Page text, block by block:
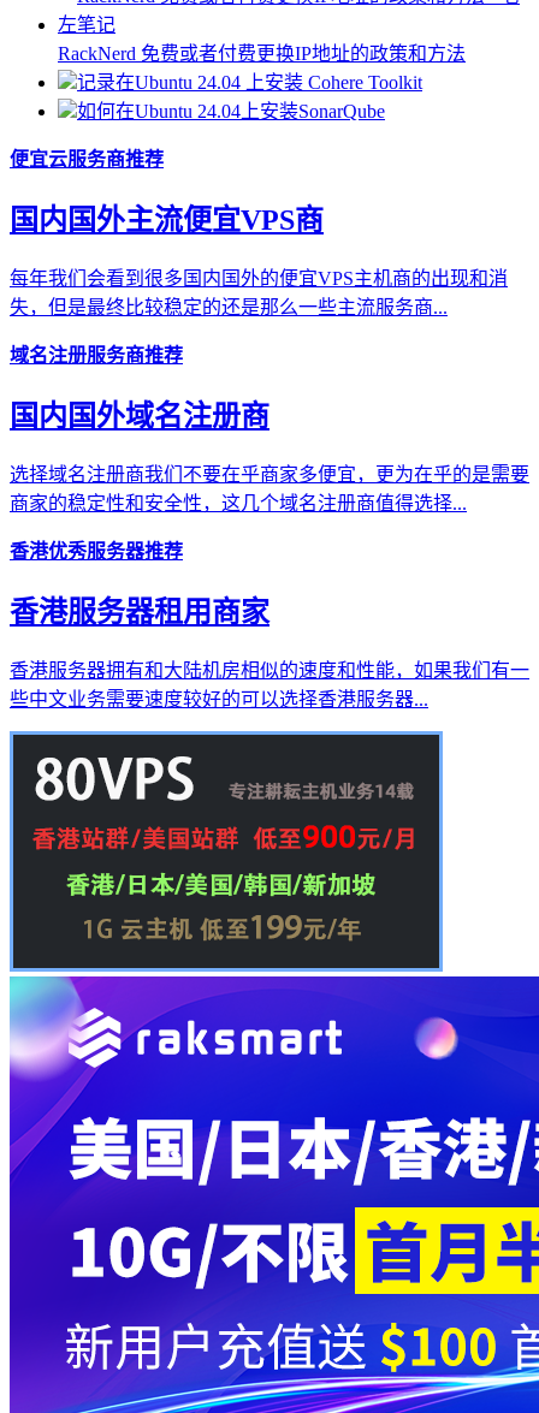
RackNerd 免费或者付费更换IP地址的政策和方法
记录在Ubuntu 24.04 上安装 Cohere Toolkit
如何在Ubuntu 24.04上安装SonarQube
便宜云服务商推荐
国内国外主流便宜VPS商
每年我们会看到很多国内国外的便宜VPS主机商的出现和消
失，但是最终比较稳定的还是那么一些主流服务商...
域名注册服务商推荐
国内国外域名注册商
选择域名注册商我们不要在乎商家多便宜，更为在乎的是需要
商家的稳定性和安全性，这几个域名注册商值得选择...
香港优秀服务器推荐
香港服务器租用商家
香港服务器拥有和大陆机房相似的速度和性能，如果我们有一
些中文业务需要速度较好的可以选择香港服务器...